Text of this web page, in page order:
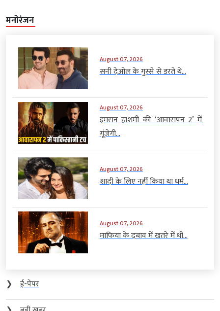
मनोरंजन
August 07, 2026
सनी देओल के गुस्से से डरते थे...
August 07, 2026
इमरान हाशमी की ‘आवारापन 2’ में
गूंजेगी...
August 07, 2026
शादी के लिए नहीं किया था धर्म...
August 07, 2026
माफिया के दबाव में खतरे में थी...
❯
ई-पेपर